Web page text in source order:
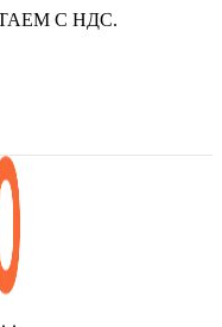
С НДС.